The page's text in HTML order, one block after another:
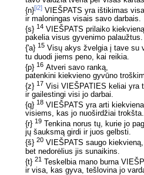
{n}[i2] VIEŠPATS yra ištikimas
ir maloningas visais savo darbais.
{s} 14 VIEŠPATS prilaiko
pakelia visus gyvenimo palaužtus.
{'a} 15 Visų akys žvelgia į tave su
tu duodi jiems peno, kai reikia.
{p} 16 Atveri savo ranką,
patenkini kiekvieno gyvūno
{z} 17 Visi VIEŠPATIES keliai yra
ir gailestingi visi jo darbai.
{q} 18 VIEŠPATS yra arti
visiems, kas jo nuoširdžiai trokšta.
{r} 19 Tenkina norus tų, kurie jo
jų šauksmą girdi ir juos gelbsti.
{š} 20 VIEŠPATS saugo
bet nedorėlius jis sunaikins.
{t} 21 Teskelbia mano burna
ir visa, kas gyva, tešlovina jo